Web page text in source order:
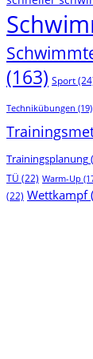
(163) Sport
Technikübungen (19)
Trainingsplanung
TÜ (22) Warm-Up
(22) Wettkampf